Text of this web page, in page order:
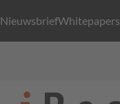
NieuwsbriefWhitepapers